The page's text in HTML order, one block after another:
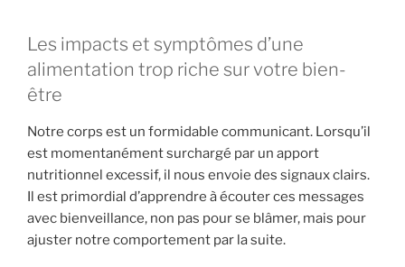
Les impacts et symptômes d’une
alimentation trop riche sur votre bien-
être
Notre corps est un formidable communicant. Lorsqu’il
est momentanément surchargé par un apport
nutritionnel excessif, il nous envoie des signaux clairs.
Il est primordial d’apprendre à écouter ces messages
avec bienveillance, non pas pour se blâmer, mais pour
ajuster notre comportement par la suite.